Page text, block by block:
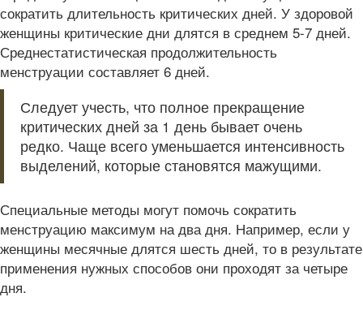
сократить длительность критических дней. У здоровой
женщины критические дни длятся в среднем 5-7 дней.
Среднестатистическая продолжительность
менструации составляет 6 дней.
Следует учесть, что полное прекращение
критических дней за 1 день бывает очень
редко. Чаще всего уменьшается интенсивность
выделений, которые становятся мажущими.
Специальные методы могут помочь сократить
менструацию максимум на два дня. Например, если у
женщины месячные длятся шесть дней, то в результате
применения нужных способов они проходят за четыре
дня.